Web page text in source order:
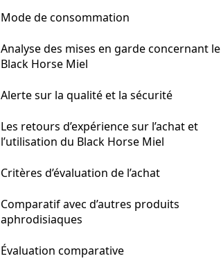
Mode de consommation
Analyse des mises en garde concernant le
Black Horse Miel
Alerte sur la qualité et la sécurité
Les retours d’expérience sur l’achat et
l’utilisation du Black Horse Miel
Critères d’évaluation de l’achat
Comparatif avec d’autres produits
aphrodisiaques
Évaluation comparative